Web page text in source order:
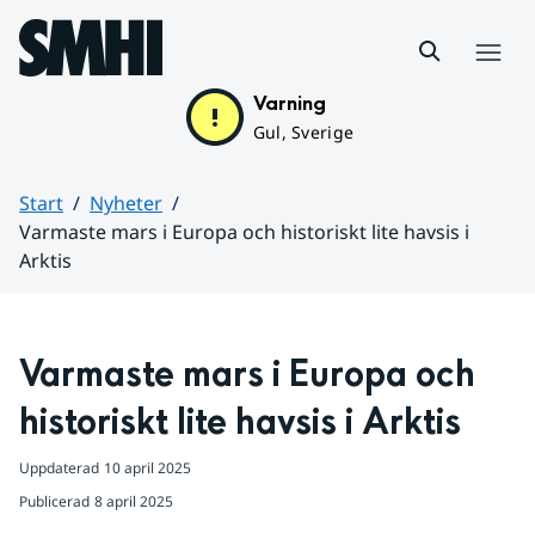
Hoppa till sidans innehåll
Varning
Gul, Sverige
Start
Nyheter
Varmaste mars i Europa och historiskt lite havsis i
Arktis
Varmaste mars i Europa och
historiskt lite havsis i Arktis
Uppdaterad 10 april 2025
Publicerad 8 april 2025